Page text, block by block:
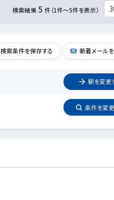
検索結果 5 件（1件～5件を表示）
駅を変更
条件を変更
検索条件を保存する 新着メール